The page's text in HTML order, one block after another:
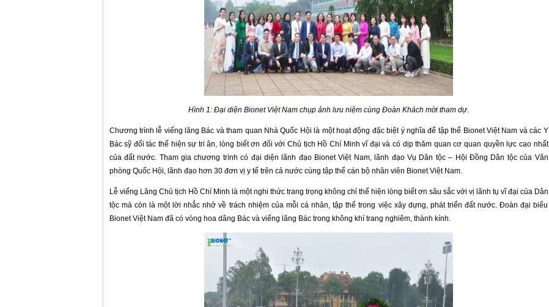
Hình 1: Đại diện Bionet Việt Nam chụp ảnh lưu niệm cùng Đoàn Khách mời tham dự.
Chương trình lễ viếng lăng Bác và tham quan Nhà Quốc Hội là một hoạt động đặc biệt ý nghĩa để tập thể Bionet Việt Nam và các Y
Bác sỹ đối tác thể hiện sự tri ân, lòng biết ơn đối với Chủ tịch Hồ Chí Minh vĩ đại và có dịp thăm quan cơ quan quyền lực cao nhất
của đất nước. Tham gia chương trình có đại diện lãnh đạo Bionet Việt Nam, lãnh đạo Vụ Dân tộc – Hội Đồng Dân tộc của Văn
phòng Quốc Hội, lãnh đạo hơn 30 đơn vị y tế trên cả nước cùng tập thể cán bộ nhân viên Bionet Việt Nam.
Lễ viếng Lăng Chủ tịch Hồ Chí Minh là một nghi thức trang trọng không chỉ thể hiện lòng biết ơn sâu sắc với vị lãnh tụ vĩ đại của Dân
tộc mà còn là một lời nhắc nhở về trách nhiệm của mỗi cá nhân, tập thể trong việc xây dựng, phát triển đất nước. Đoàn đại biểu
Bionet Việt Nam đã có vòng hoa dâng Bác và viếng lăng Bác trong không khí trang nghiêm, thành kính.